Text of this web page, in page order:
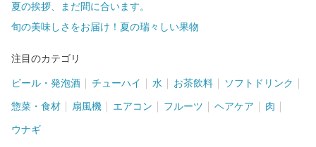
夏の挨拶、まだ間に合います。
旬の美味しさをお届け！夏の瑞々しい果物
注目のカテゴリ
ビール・発泡酒 チューハイ 水 お茶飲料 ソフトドリンク
惣菜・食材 扇風機 エアコン フルーツ ヘアケア 肉
ウナギ